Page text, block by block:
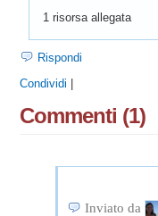
1 risorsa allegata
Rispondi
Condividi
Commenti (1)
Inviato da